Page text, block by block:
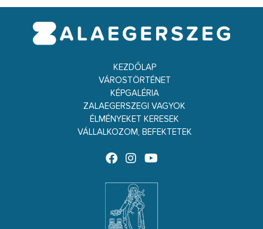
KEZDŐLAP
VÁROSTÖRTÉNET
KÉPGALÉRIA
ZALAEGERSZEGI VAGYOK
ÉLMÉNYEKET KERESEK
VÁLLALKOZOM, BEFEKTETEK